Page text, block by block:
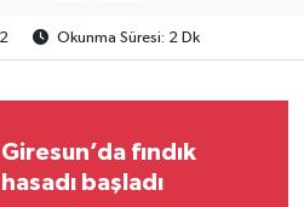
Okunma Süresi: 2 Dk
Giresun’da fındık
hasadı başladı